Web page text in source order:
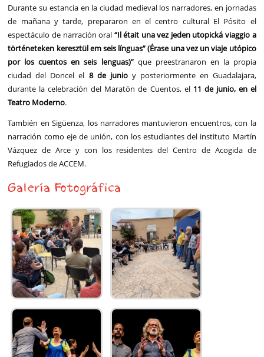
Durante su estancia en la ciudad medieval los narradores, en jornadas
de mañana y tarde, prepararon en el centro cultural El Pósito el
espectáculo de narración oral “Il était una vez jeden utopická viaggio a
történeteken keresztül em seis línguas” (Érase una vez un viaje utópico
por los cuentos en seis lenguas)”que preestranaron en la propia
ciudad del Doncel el 8 de junioy posteriormente en Guadalajara,
durante la celebración del Maratón de Cuentos, el 11 de junio, en el
Teatro Moderno.
También en Sigüenza, los narradores mantuvieron encuentros, con la
narración como eje de unión, con los estudiantes del instituto Martín
Vázquez de Arce y con los residentes del Centro de Acogida de
Refugiados de ACCEM.
Galería Fotográfica